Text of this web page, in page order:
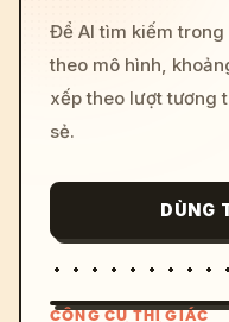
Để AI tìm kiếm
theo mô hình,
xếp theo lượt tương
sẻ.
DÙNG
CÔNG CỤ THỊ GIÁC